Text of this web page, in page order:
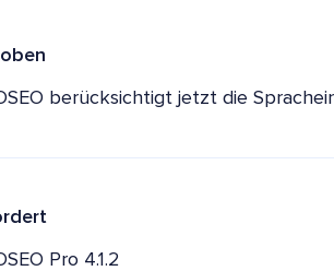
berücksichtigt jetzt die
Pro 4.1.2